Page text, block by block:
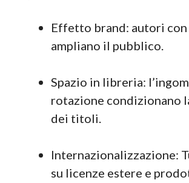
Effetto brand: autori
ampliano il pubblico.
Spazio in libreria:
rotazione condizionano
dei titoli.
Internazionalizzazione:
su licenze estere e